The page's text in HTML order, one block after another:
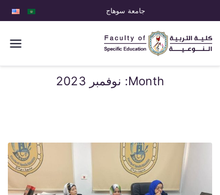
جامعة سوهاج
كلية التربية
النوعية
Month: نوفمبر 2023